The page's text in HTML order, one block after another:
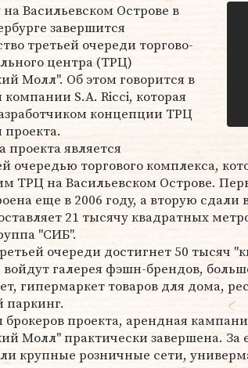
на Васильевском Острове в
завершится
третьей очереди торгово-
центра (ТРЦ)
Молл". Об этом говорится в
S.A. Ricci, которая
концепции ТРЦ
проекта является
очередью торгового комплекса,
ТРЦ на Васильевском Острове.
еще в 2006 году, а вторую сдали
21 тысячу квадратных
"СИБ".
очереди достигнет 50 тысяч
войдут галерея фэшн-брендов,
гипермаркет товаров для дома,
проекта, арендная
Молл" практически завершена. За
крупные розничные сети,